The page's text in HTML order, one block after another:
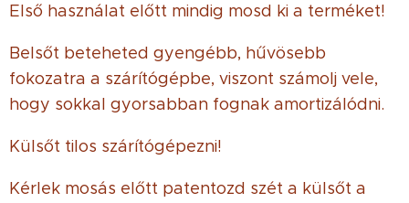
Első használat előtt mindig mosd ki a terméket!
Belsőt beteheted gyengébb, hűvösebb
fokozatra a szárítógépbe, viszont számolj vele,
hogy sokkal gyorsabban fognak amortizálódni.
Külsőt tilos szárítógépezni!
Kérlek mosás előtt patentozd szét a külsőt a